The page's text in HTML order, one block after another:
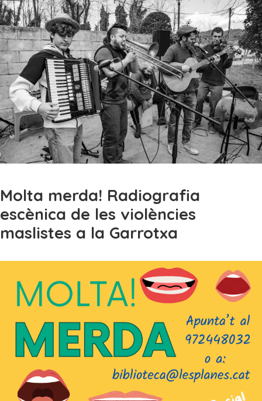
Molta merda! Radiografia
escènica de les violències
maslistes a la Garrotxa